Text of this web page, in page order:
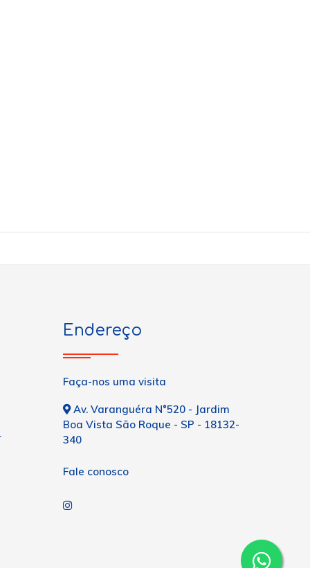
Endereço
Faça-nos uma visita
Av. Varanguéra N°520 - Jardim
Boa Vista São Roque - SP - 18132-
340
Fale conosco